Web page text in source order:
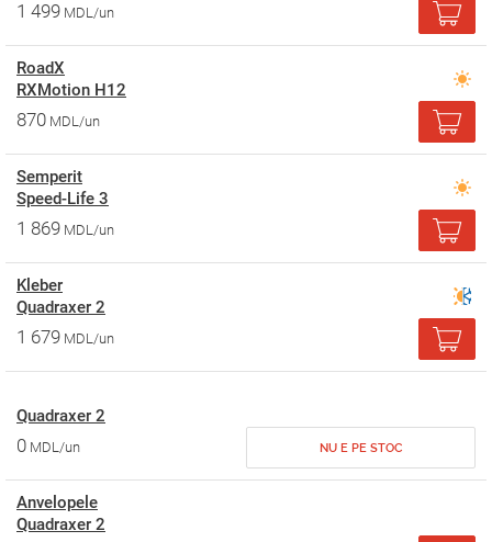
1 499 MDL/un
RoadX
RXMotion H12
870 MDL/un
Semperit
Speed-Life 3
1 869 MDL/un
Kleber
Quadraxer 2
1 679 MDL/un
Quadraxer 2
0 MDL/un NU E PE STOC
Anvelopele
Quadraxer 2